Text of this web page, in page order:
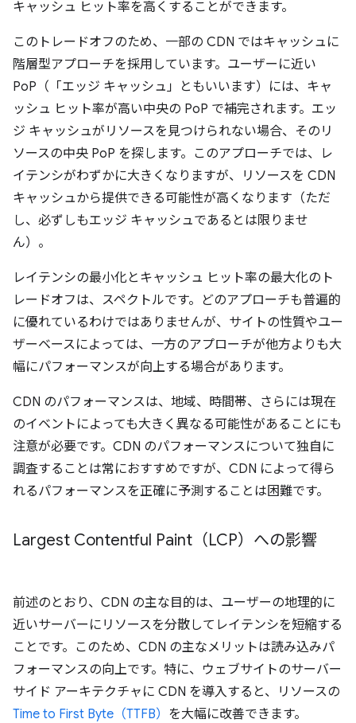
キャッシュ ヒット率を高くすることができます。
このトレードオフのため、一部の CDN ではキャッシュに
階層型アプローチを採用しています。ユーザーに近い
PoP（「エッジ キャッシュ」ともいいます）には、キャ
ッシュ ヒット率が高い中央の PoP で補完されます。エッ
ジ キャッシュがリソースを見つけられない場合、そのリ
ソースの中央 PoP を探します。このアプローチでは、レ
イテンシがわずかに大きくなりますが、リソースを CDN
キャッシュから提供できる可能性が高くなります（ただ
し、必ずしもエッジ キャッシュであるとは限りませ
ん）。
レイテンシの最小化とキャッシュ ヒット率の最大化のト
レードオフは、スペクトルです。どのアプローチも普遍的
に優れているわけではありませんが、サイトの性質やユー
ザーベースによっては、一方のアプローチが他方よりも大
幅にパフォーマンスが向上する場合があります。
CDN のパフォーマンスは、地域、時間帯、さらには現在
のイベントによっても大きく異なる可能性があることにも
注意が必要です。CDN のパフォーマンスについて独自に
調査することは常におすすめですが、CDN によって得ら
れるパフォーマンスを正確に予測することは困難です。
Largest Contentful Paint（LCP）への影響
前述のとおり、CDN の主な目的は、ユーザーの地理的に
近いサーバーにリソースを分散してレイテンシを短縮する
ことです。このため、CDN の主なメリットは読み込みパ
フォーマンスの向上です。特に、ウェブサイトのサーバー
サイド アーキテクチャに CDN を導入すると、リソースの
Time to First Byte（TTFB） を大幅に改善できます。